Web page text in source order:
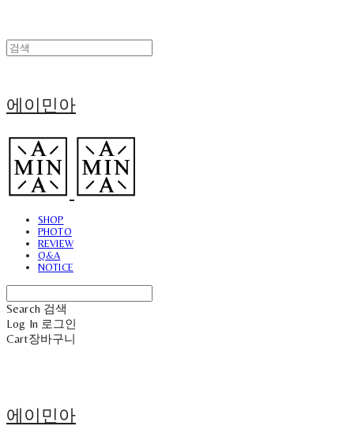
에이민아
SHOP
PHOTO
REVIEW
Q&A
NOTICE
Search 검색
Log In 로그인
Cart장바구니
에이민아